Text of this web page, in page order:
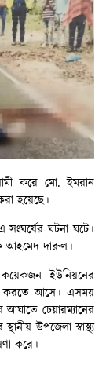
করে মো. ইমরান
হয়েছে।
ঘটনা ঘটে।
আহমেদ দারুল।
ইউনিয়নের
করতে আসে। এসময়
আঘাতে চেয়ারম্যানের
উপজেলা স্বাস্থ্য
করে।